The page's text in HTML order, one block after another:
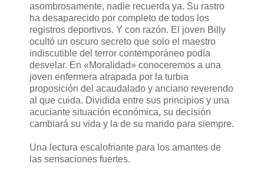
asombrosamente, nadie recuerda ya. Su rastro
ha desaparecido por completo de todos los
registros deportivos. Y con razón. El joven Billy
ocultó un oscuro secreto que solo el maestro
indiscutible del terror contemporáneo podía
desvelar. En «Moralidad» conoceremos a una
joven enfermera atrapada por la turbia
proposición del acaudalado y anciano reverendo
al que cuida. Dividida entre sus principios y una
acuciante situación económica, su decisión
cambiará su vida y la de su marido para siempre.
Una lectura escalofriante para los amantes de
las sensaciones fuertes.